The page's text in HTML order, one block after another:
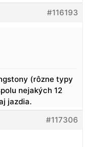
#116193
(rôzne typy
nejakých 12
jazdia.
#117306